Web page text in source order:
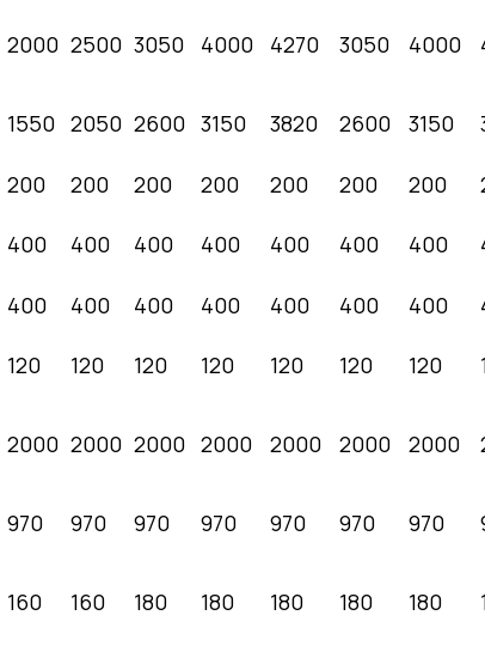
2000 2500 3050 4000 4270 3050 4000
1550 2050 2600 3150 3820 2600 3150
200 200 200 200 200 200 200
400 400 400 400 400 400 400
400 400 400 400 400 400 400
120 120 120 120 120 120 120
2000 2000 2000 2000 2000 2000 2000
970 970 970 970 970 970 970
160 160 180 180 180 180 180